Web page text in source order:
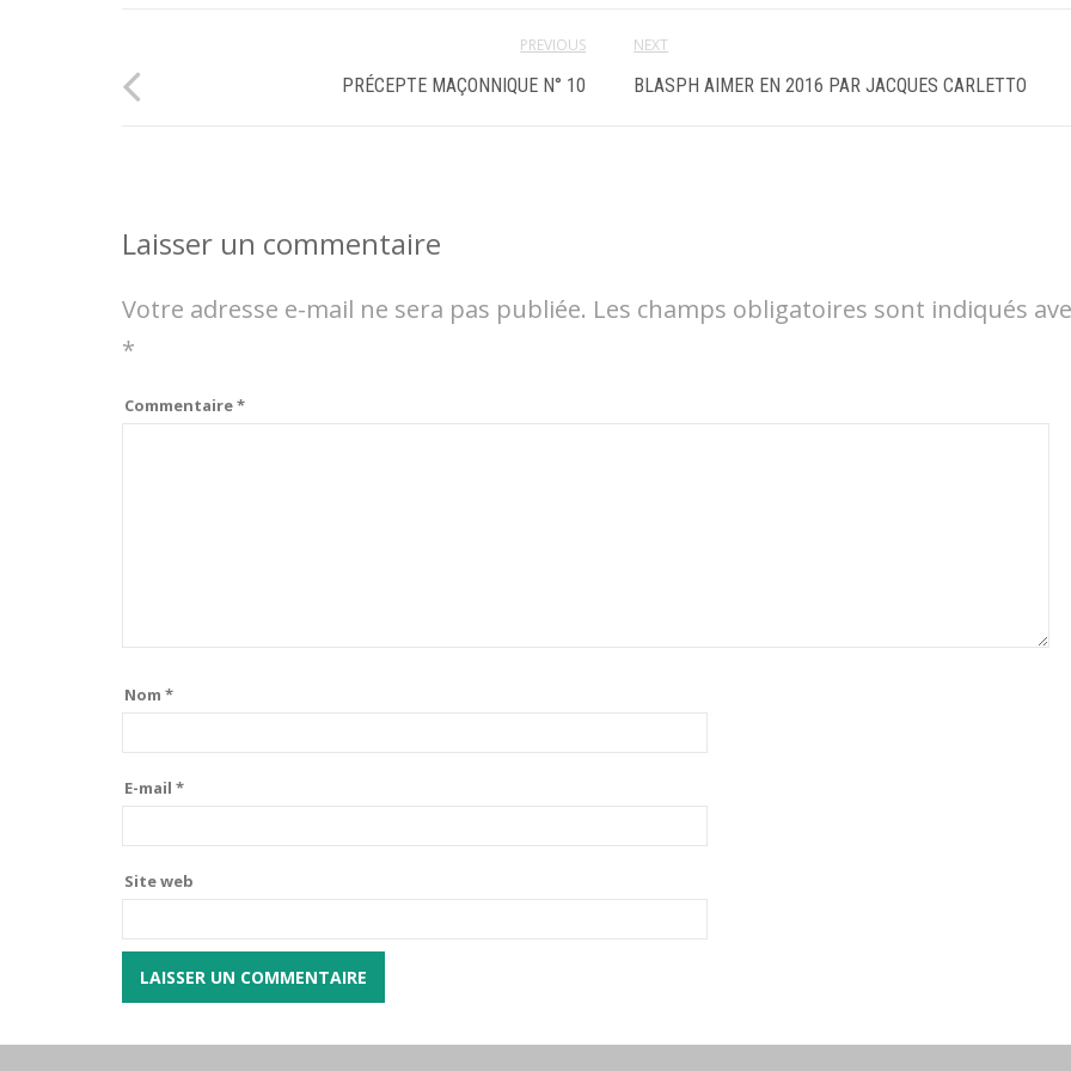
PREVIOUS
PRÉCEPTE MAÇONNIQUE N° 10
NEXT
BLASPH AIMER EN 2016 PAR JACQUES CARLETTO
Laisser un commentaire
Votre adresse e-mail ne sera pas publiée. Les champs obligatoires sont indiqués
*
Commentaire*
Nom *
E-mail *
Site web